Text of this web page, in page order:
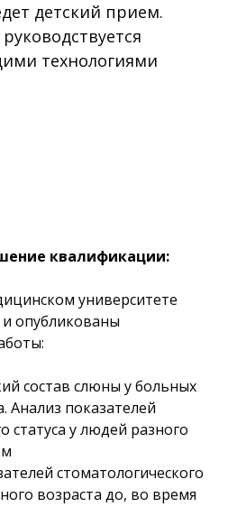
детский прием.
технологиями
квалификации:
университете
опубликованы
состав слюны у больных
Анализ показателей
статуса у людей разного
стоматологического
возраста до, во время